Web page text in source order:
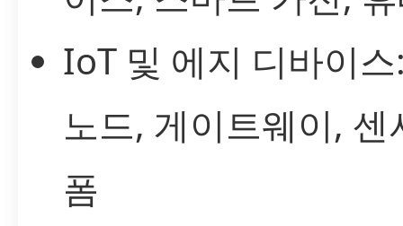
IoT 및 에지 디바이
노드, 게이트웨이, 센
폼